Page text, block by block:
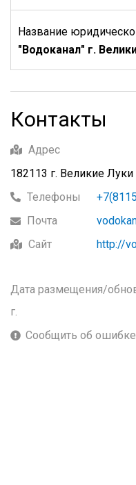
Название
"Водоканал" г.
Контакты
Адрес
182113 г. Великие
Телефоны
Почта
Сайт
http://
Дата размещения/
г.
Сообщить об ошибке